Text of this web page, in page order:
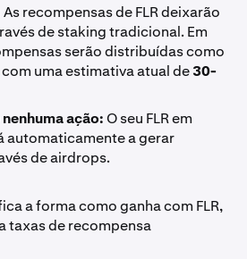
As recompensas de FLR deixarão
de staking tradicional. Em
serão distribuídas como
uma estimativa atual de30-
ação:O seu FLR em
automaticamente a gerar
de airdrops.
a forma como ganha com FLR,
taxas de recompensa